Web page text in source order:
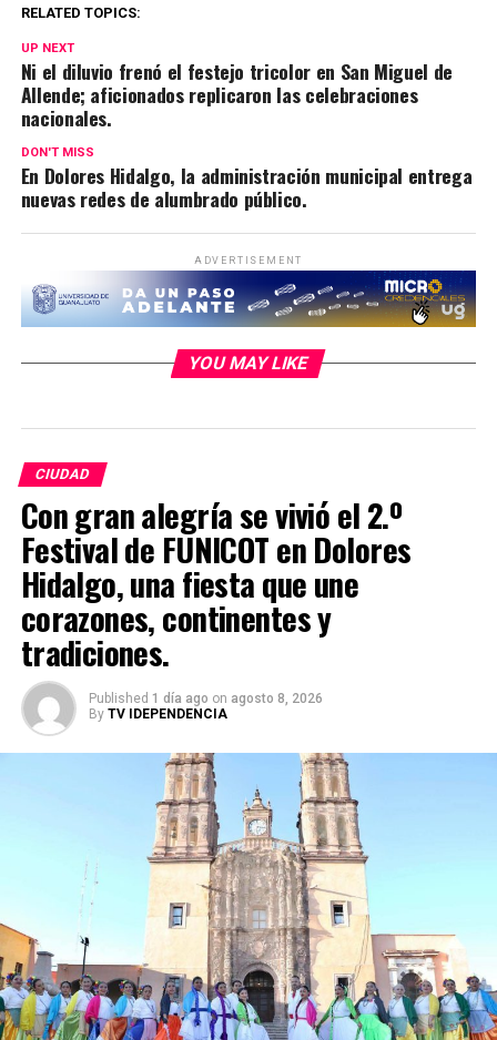
RELATED TOPICS:
UP NEXT
Ni el diluvio frenó el festejo tricolor en San Miguel de
Allende; aficionados replicaron las celebraciones
nacionales.
DON'T MISS
En Dolores Hidalgo, la administración municipal entrega
nuevas redes de alumbrado público.
ADVERTISEMENT
YOU MAY LIKE
CIUDAD
Con gran alegría se vivió el 2.º
Festival de FUNICOT en Dolores
Hidalgo, una fiesta que une
corazones, continentes y
tradiciones.
Published 1 día ago on agosto 8, 2026
By TV IDEPENDENCIA